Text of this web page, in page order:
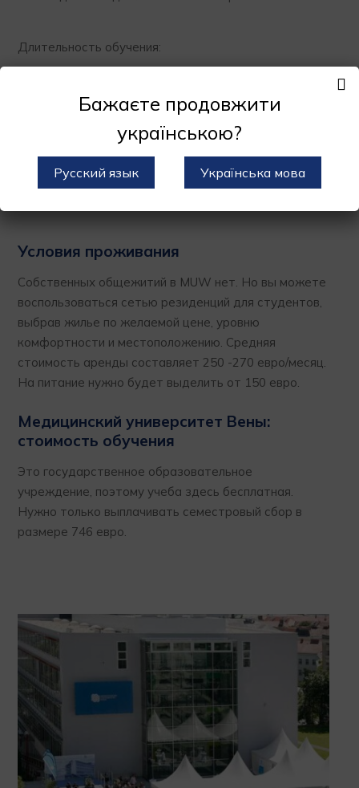
Длительность обучения:
бакалавриат 4 года;
магистратура 2 года;
докторантура 3 года.
Условия проживания
Собственных общежитий в MUW нет. Но вы можете
воспользоваться сетью резиденций для студентов,
выбрав жилье по желаемой цене, уровню
комфортности и местоположению. Средняя
стоимость аренды составляет 250 -270 евро/месяц.
На питание нужно будет выделить от 150 евро.
Медицинский университет Вены:
стоимость обучения
Это государственное образовательное
учреждение, поэтому учеба здесь бесплатная.
Нужно только выплачивать семестровый сбор в
размере 746 евро.
Бажаєте продовжити
українською?
Русский язык Українська мова